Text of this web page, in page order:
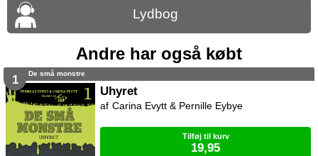
Lydbog
Andre har også købt
1 De små monstre
Uhyret
Carina Evytt & Pernille Eybye
Tilføj til kurv
19,95